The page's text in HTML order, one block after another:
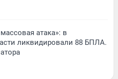
атака»: в
ликвидировали 88 БПЛА.